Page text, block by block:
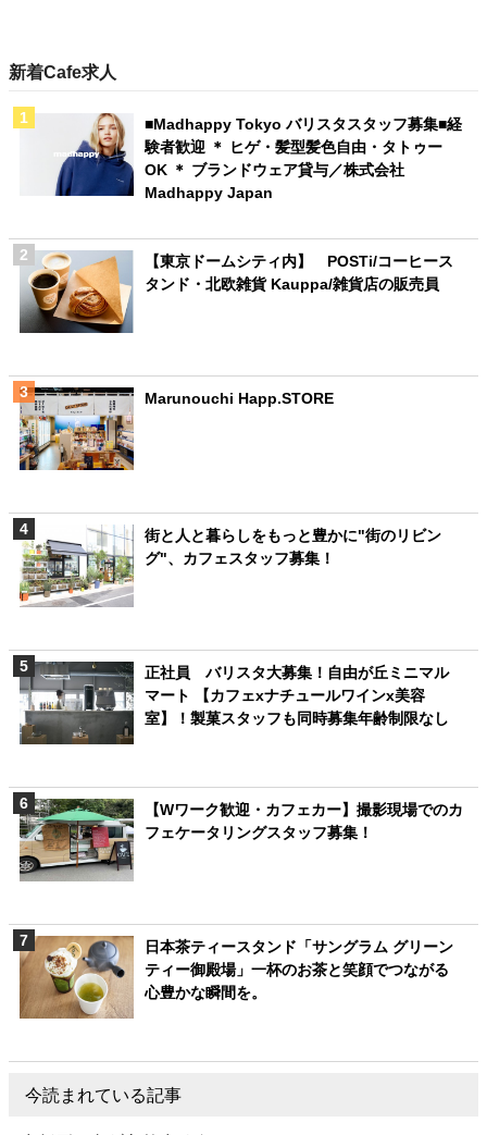
新着Cafe求人
■Madhappy Tokyo バリスタスタッフ募集■経
験者歓迎 ＊ ヒゲ・髪型髪色自由・タトゥー
OK ＊ ブランドウェア貸与／株式会社
Madhappy Japan
【東京ドームシティ内】 POSTi/コーヒース
タンド・北欧雑貨 Kauppa/雑貨店の販売員
Marunouchi Happ.STORE
街と人と暮らしをもっと豊かに"街のリビン
グ"、カフェスタッフ募集！
正社員 バリスタ大募集！自由が丘ミニマル
マート 【カフェxナチュールワインx美容
室】！製菓スタッフも同時募集年齢制限なし
【Wワーク歓迎・カフェカー】撮影現場でのカ
フェケータリングスタッフ募集！
日本茶ティースタンド「サングラム グリーン
ティー御殿場」一杯のお茶と笑顔でつながる
心豊かな瞬間を。
今読まれている記事